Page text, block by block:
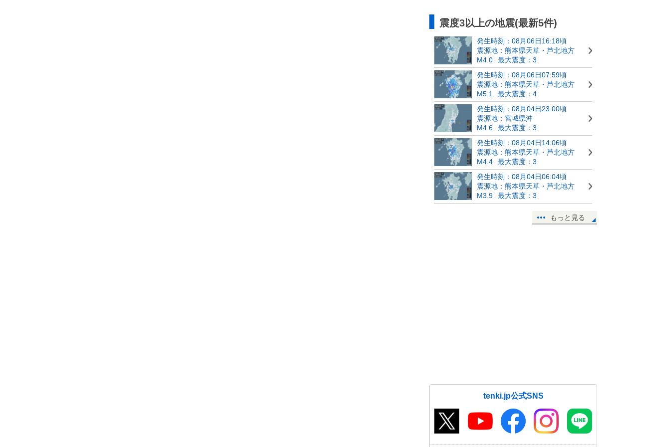
震度3以上の地震(最新5件)
発生時刻：08月06日16:18頃
震源地：熊本県天草・芦北地方
M4.0
最大震度：3
発生時刻：08月06日07:59頃
震源地：熊本県天草・芦北地方
M5.1
最大震度：4
発生時刻：08月04日23:00頃
震源地：宮城県沖
M4.6
最大震度：3
発生時刻：08月04日14:06頃
震源地：熊本県天草・芦北地方
M4.4
最大震度：3
発生時刻：08月04日06:04頃
震源地：熊本県天草・芦北地方
M3.9
最大震度：3
もっと見る
tenki.jp公式SNS